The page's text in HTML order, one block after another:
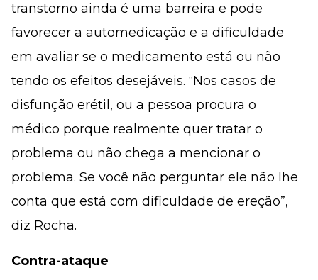
transtorno ainda é uma barreira e pode
favorecer a automedicação e a dificuldade
em avaliar se o medicamento está ou não
tendo os efeitos desejáveis. “Nos casos de
disfunção erétil, ou a pessoa procura o
médico porque realmente quer tratar o
problema ou não chega a mencionar o
problema. Se você não perguntar ele não lhe
conta que está com dificuldade de ereção”,
diz Rocha.
Contra-ataque